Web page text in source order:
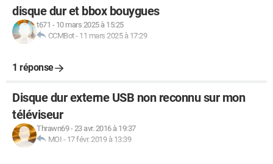
disque dur et bbox bouygues
t671 - 10 mars 2025 à 15:25
CCMBot- 11 mars 2025 à 17:29
1 réponse
Disque dur externe USB non reconnu sur mon
téléviseur
Thrawn69-23 avr. 2016 à 19:37
MOI - 17 févr. 2019 à 13:39